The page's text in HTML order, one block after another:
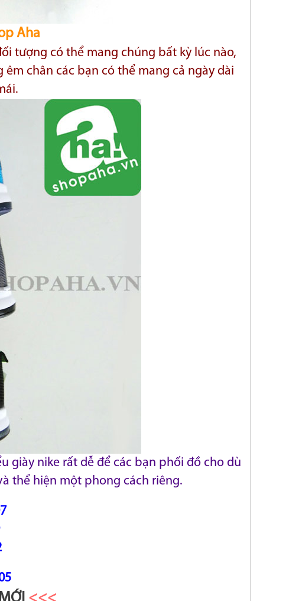
Aha
tượng có thể mang chúng bất kỳ lúc nào,
chân các bạn có thể mang cả ngày dài
giày nike rất dễ để các bạn phối đồ cho dù
thể hiện một phong cách riêng.